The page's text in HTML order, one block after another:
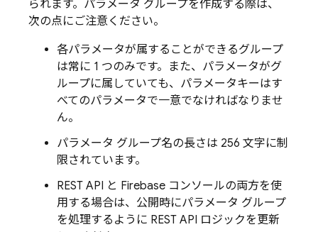
られます。パラメータ グループを作成する際は、
次の点にご注意ください。
各パラメータが属することができるグループ
は常に 1 つのみです。また、パラメータがグ
ループに属していても、パラメータキーはす
べてのパラメータで一意でなければなりませ
ん。
パラメータ グループ名の長さは 256 文字に制
限されています。
REST API と Firebase コンソールの両方を使
用する場合は、公開時にパラメータ グループ
を処理するように REST API ロジックを更新